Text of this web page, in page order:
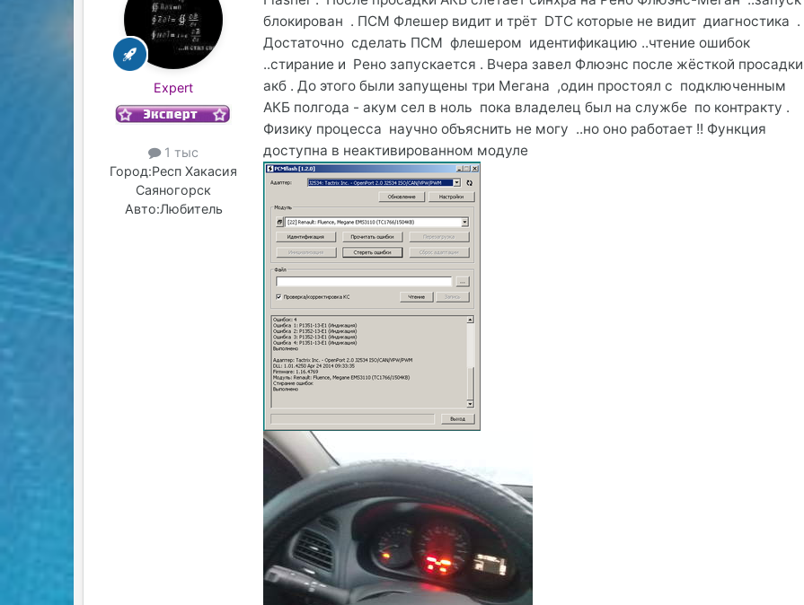
Expert
1 тыс
Город:Респ Хакасия
Саяногорск
Авто:Любитель
блокирован . ПСМ Флешер видит и трёт DTC которые не видит диагностика .
Достаточно сделать ПСМ флешером идентификацию ..чтение ошибок
..стирание и Рено запускается . Вчера завел Флюэнс после жёсткой просадки
акб . До этого были запущены три Мегана ,один простоял с подключенным
АКБ полгода - акум сел в ноль пока владелец был на службе по контракту .
Физику процесса научно объяснить не могу ..но оно работает !! Функция
доступна в неактивированном модуле